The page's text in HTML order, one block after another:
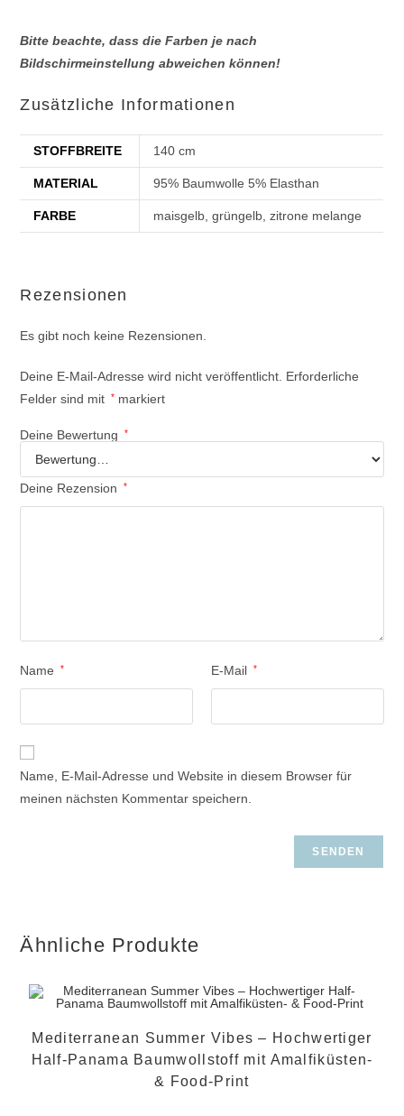
Bitte beachte, dass die Farben je nach
Bildschirmeinstellung abweichen können!
Zusätzliche Informationen
STOFFBREITE 140 cm
MATERIAL 95% Baumwolle 5% Elasthan
FARBE maisgelb, grüngelb, zitrone melange
Rezensionen
Es gibt noch keine Rezensionen.
Deine E-Mail-Adresse wird nicht veröffentlicht. Erforderliche
Felder sind mit
* markiert
Deine Bewertung *
Deine Rezension *
Name * E-Mail *
Name, E-Mail-Adresse und Website in diesem Browser für
meinen nächsten Kommentar speichern.
Ähnliche Produkte
Mediterranean Summer Vibes – Hochwertiger
Half-Panama Baumwollstoff mit Amalfiküsten-
& Food-Print